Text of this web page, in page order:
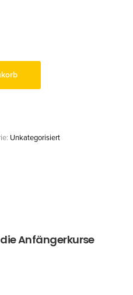
Unkategorisiert
Anfängerkurse